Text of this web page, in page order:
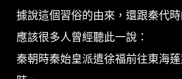
據說這個習俗的由來，還跟秦代時
應該很多人曾經聽此一說：
秦朝時秦始皇派遣徐福前往東海